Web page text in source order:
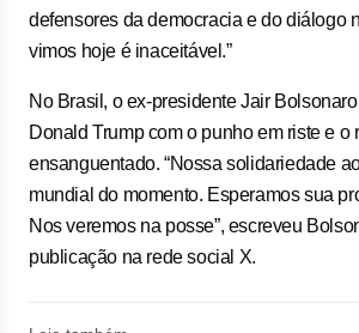
defensores da democracia e do diálogo
vimos hoje é inaceitável.”
No Brasil, o ex-presidente Jair
Donald Trump com o punho em riste e o
ensanguentado. “Nossa solidariedade
mundial do momento. Esperamos sua
Nos veremos na posse”, escreveu
publicação na rede social X.